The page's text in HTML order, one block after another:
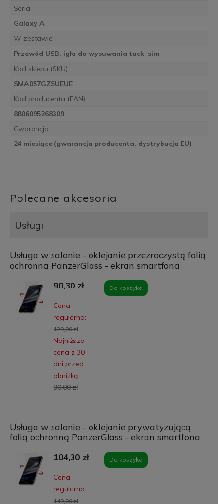
Seria
Galaxy A
W zestawie
Przewód USB, igła do wysuwania tacki sim
Kod sklepu (SKU)
SMA057GZSUEUE
Kod producenta (EAN)
8806095268309
Gwarancja
24 miesiące (gwarancja producenta, dystrybucja EU)
Polecane akcesoria
Usługi
Usługa w salonie - oklejanie przezroczystą folią
ochronną PanzerGlass - ekran smartfona
90,30 zł
Cena
regularna:
129,00 zł
Najniższa
cena z 30
dni przed
obniżką:
90,00 zł
Do koszyka
Usługa w salonie - oklejanie prywatyzującą
folią ochronną PanzerGlass - ekran smartfona
104,30 zł
Cena
regularna:
149,00 zł
Do koszyka